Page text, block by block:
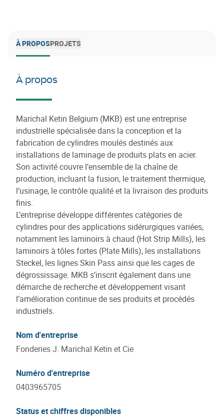
À PROPOSPROJETS
À propos
Marichal Ketin Belgium (MKB) est une entreprise
industrielle spécialisée dans la conception et la
fabrication de cylindres moulés destinés aux
installations de laminage de produits plats en acier.
Son activité couvre l’ensemble de la chaîne de
production, incluant la fusion, le traitement thermique,
l’usinage, le contrôle qualité et la livraison des produits
finis.
L’entreprise développe différentes catégories de
cylindres pour des applications sidérurgiques variées,
notamment les laminoirs à chaud (Hot Strip Mills), les
laminoirs à tôles fortes (Plate Mills), les installations
Steckel, les lignes Skin Pass ainsi que les cages de
dégrossissage. MKB s’inscrit également dans une
démarche de recherche et développement visant
l’amélioration continue de ses produits et procédés
industriels.
Nom d'entreprise
Fonderies J. Marichal Ketin et Cie
Numéro d'entreprise
0403965705
Status et chiffres disponibles